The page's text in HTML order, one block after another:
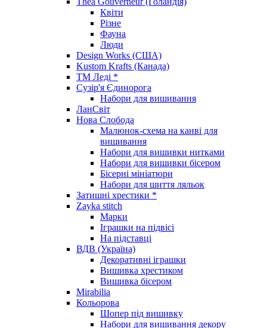
Квіти
Різне
Фауна
Люди
Design Works (США)
Kustom Krafts (Канада)
ТМ Леді *
Сузір'я Єдинорога
Набори для вишивання
ЛанСвіт
Нова Слобода
Малюнок-схема на канві для
вишивання
Набори для вишивки нитками
Набори для вишивки бісером
Бісерні мініатюри
Набори для шиття ляльок
Затишні хрестики *
Zayka stitch
Марки
Іграшки на підвісі
На підставці
ВДВ (Україна)
Декоративні іграшки
Вишивка хрестиком
Вишивка бісером
Mirabilia
Кольорова
Шопер під вишивку
Набори для вишивання декору